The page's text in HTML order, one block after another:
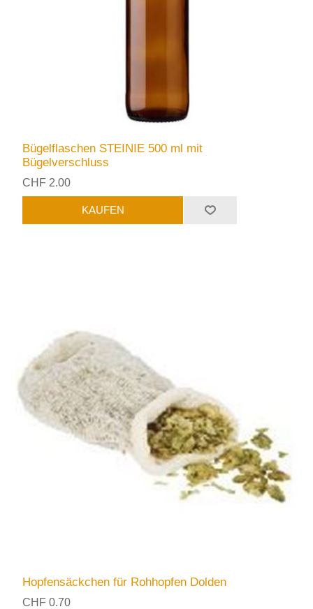
Bügelflaschen STEINIE 500 ml mit
Bügelverschluss
CHF 2.00
Hopfensäckchen für Rohhopfen Dolden
CHF 0.70